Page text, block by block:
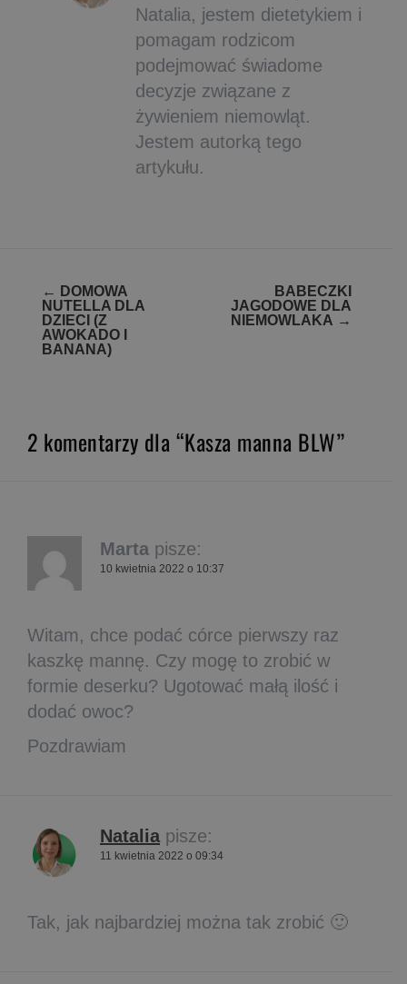
Natalia, jestem dietetykiem i
pomagam rodzicom
podejmować świadome
decyzje związane z
żywieniem niemowląt.
Jestem autorką tego
artykułu.
Zobacz
wpisy
← DOMOWA
NUTELLA DLA
DZIECI (Z
AWOKADO I
BANANA)
BABECZKI
JAGODOWE DLA
NIEMOWLAKA →
2 komentarzy dla “Kasza manna BLW”
Marta pisze:
10 kwietnia 2022 o 10:37
Witam, chce podać córce pierwszy raz
kaszkę mannę. Czy mogę to zrobić w
formie deserku? Ugotować małą ilość i
dodać owoc?
Pozdrawiam
Natalia pisze:
11 kwietnia 2022 o 09:34
Tak, jak najbardziej można tak zrobić 🙂